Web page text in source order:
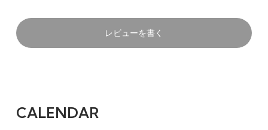
レビューを書く
CALENDAR